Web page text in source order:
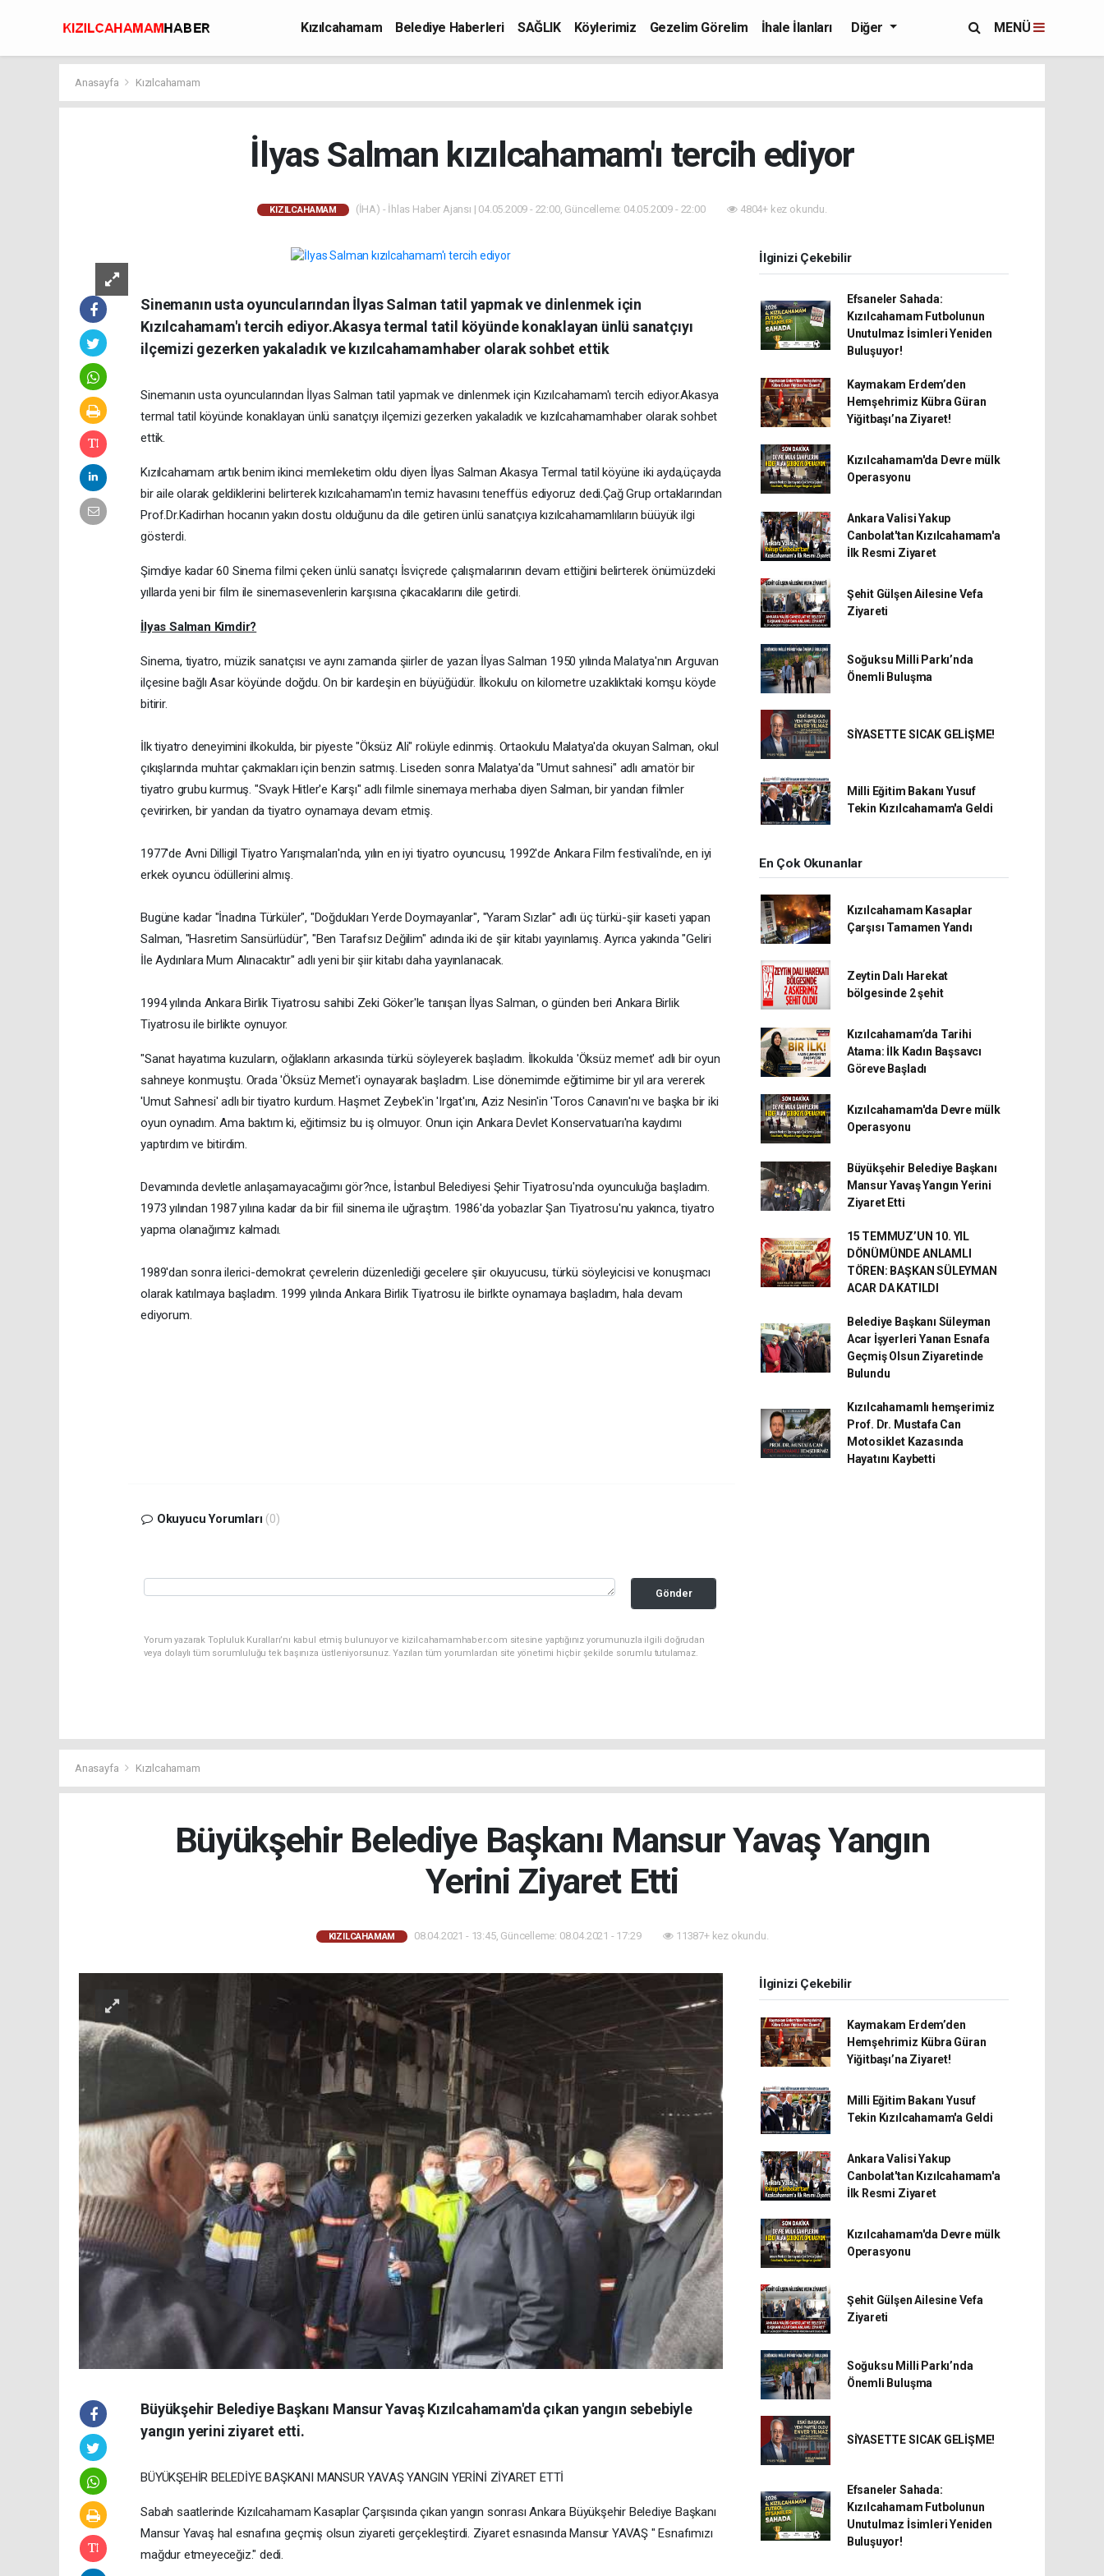
Kızılcahamam Belediye Haberleri SAĞLIK Köylerimiz Gezelim Görelim
İhale İlanları
Diğer MENÜ
Anasayfa Kızılcahamam
İlyas Salman kızılcahamam'ı tercih ediyor
KIZILCAHAMAM (İHA) - İhlas Haber Ajansı | 04.05.2009 - 22:00, Güncelleme: 04.05.2009 - 22:00 4804+ kez okundu.
Sinemanın usta oyuncularından İlyas Salman tatil yapmak ve dinlenmek için
Kızılcahamam'ı tercih ediyor.Akasya termal tatil köyünde konaklayan ünlü sanatçıyı
ilçemizi gezerken yakaladık ve kızılcahamamhaber olarak sohbet ettik
Sinemanın usta oyuncularından İlyas Salman tatil yapmak ve dinlenmek için Kızılcahamam'ı tercih ediyor.Akasya
termal tatil köyünde konaklayan ünlü sanatçıyı ilçemizi gezerken yakaladık ve kızılcahamamhaber olarak sohbet
ettik.
Kızılcahamam artık benim ikinci memleketim oldu diyen İlyas Salman Akasya Termal tatil köyüne iki ayda,üçayda
bir aile olarak geldiklerini belirterek kızılcahamam'ın temiz havasını teneffüs ediyoruz dedi.Çağ Grup ortaklarından
Prof.Dr.Kadirhan hocanın yakın dostu olduğunu da dile getiren ünlü sanatçıya kızılcahamamlıların büüyük ilgi
gösterdi.
Şimdiye kadar 60 Sinema filmi çeken ünlü sanatçı İsviçrede çalışmalarının devam ettiğini belirterek önümüzdeki
yıllarda yeni bir film ile sinemasevenlerin karşısına çıkacaklarını dile getirdi.
İlyas Salman Kimdir?
Sinema, tiyatro, müzik sanatçısı ve aynı zamanda şiirler de yazan İlyas Salman 1950 yılında Malatya'nın Arguvan
ilçesine bağlı Asar köyünde doğdu. On bir kardeşin en büyüğüdür. İlkokulu on kilometre uzaklıktaki komşu köyde
bitirir.
İlk tiyatro deneyimini ilkokulda, bir piyeste "Öksüz Ali" rolüyle edinmiş. Ortaokulu Malatya'da okuyan Salman, okul
çıkışlarında muhtar çakmakları için benzin satmış. Liseden sonra Malatya'da "Umut sahnesi" adlı amatör bir
tiyatro grubu kurmuş. "Svayk Hitler'e Karşı" adlı filmle sinemaya merhaba diyen Salman, bir yandan filmler
çevirirken, bir yandan da tiyatro oynamaya devam etmiş.
1977'de Avni Dilligil Tiyatro Yarışmaları'nda, yılın en iyi tiyatro oyuncusu, 1992'de Ankara Film festivali'nde, en iyi
erkek oyuncu ödüllerini almış.
Bugüne kadar "İnadına Türküler", "Doğdukları Yerde Doymayanlar", "Yaram Sızlar" adlı üç türkü-şiir kaseti yapan
Salman, "Hasretim Sansürlüdür", "Ben Tarafsız Değilim" adında iki de şiir kitabı yayınlamış. Ayrıca yakında "Geliri
İle Aydınlara Mum Alınacaktır" adlı yeni bir şiir kitabı daha yayınlanacak.
1994 yılında Ankara Birlik Tiyatrosu sahibi Zeki Göker'le tanışan İlyas Salman, o günden beri Ankara Birlik
Tiyatrosu ile birlikte oynuyor.
"Sanat hayatıma kuzuların, oğlakların arkasında türkü söyleyerek başladım. İlkokulda 'Öksüz memet' adlı bir oyun
sahneye konmuştu. Orada 'Öksüz Memet'i oynayarak başladım. Lise dönemimde eğitimime bir yıl ara vererek
'Umut Sahnesi' adlı bir tiyatro kurdum. Haşmet Zeybek'in 'Irgat'ını, Aziz Nesin'in 'Toros Canavırı'nı ve başka bir iki
oyun oynadım. Ama baktım ki, eğitimsiz bu iş olmuyor. Onun için Ankara Devlet Konservatuarı'na kaydımı
yaptırdım ve bitirdim.
Devamında devletle anlaşamayacağımı gör?nce, İstanbul Belediyesi Şehir Tiyatrosu'nda oyunculuğa başladım.
1973 yılından 1987 yılına kadar da bir fiil sinema ile uğraştım. 1986'da yobazlar Şan Tiyatrosu'nu yakınca, tiyatro
yapma olanağımız kalmadı.
1989'dan sonra ilerici-demokrat çevrelerin düzenlediği gecelere şiir okuyucusu, türkü söyleyicisi ve konuşmacı
olarak katılmaya başladım. 1999 yılında Ankara Birlik Tiyatrosu ile birlkte oynamaya başladım, hala devam
ediyorum.
Okuyucu Yorumları (0)
Gönder
Yorum yazarak Topluluk Kuralları’nı kabul etmiş bulunuyor ve kizilcahamamhaber.com sitesine yaptığınız yorumunuzla ilgili doğrudan
veya dolaylı tüm sorumluluğu tek başınıza üstleniyorsunuz. Yazılan tüm yorumlardan site yönetimi hiçbir şekilde sorumlu tutulamaz.
İlginizi Çekebilir
Efsaneler Sahada:
Kızılcahamam Futbolunun
Unutulmaz İsimleri Yeniden
Buluşuyor!
Kaymakam Erdem’den
Hemşehrimiz Kübra Güran
Yiğitbaşı’na Ziyaret!
Kızılcahamam'da Devre mülk
Operasyonu
Ankara Valisi Yakup
Canbolat'tan Kızılcahamam'a
İlk Resmi Ziyaret
Şehit Gülşen Ailesine Vefa
Ziyareti
Soğuksu Milli Parkı’nda
Önemli Buluşma
SİYASETTE SICAK GELİŞME!
Milli Eğitim Bakanı Yusuf
Tekin Kızılcahamam'a Geldi
En Çok Okunanlar
Kızılcahamam Kasaplar
Çarşısı Tamamen Yandı
Zeytin Dalı Harekat
bölgesinde 2 şehit
Kızılcahamam’da Tarihi
Atama: İlk Kadın Başsavcı
Göreve Başladı
Kızılcahamam'da Devre mülk
Operasyonu
Büyükşehir Belediye Başkanı
Mansur Yavaş Yangın Yerini
Ziyaret Etti
15 TEMMUZ’UN 10. YIL
DÖNÜMÜNDE ANLAMLI
TÖREN: BAŞKAN SÜLEYMAN
ACAR DA KATILDI
Belediye Başkanı Süleyman
Acar İşyerleri Yanan Esnafa
Geçmiş Olsun Ziyaretinde
Bulundu
Kızılcahamamlı hemşerimiz
Prof. Dr. Mustafa Can
Motosiklet Kazasında
Hayatını Kaybetti
Anasayfa Kızılcahamam
Büyükşehir Belediye Başkanı Mansur Yavaş Yangın
Yerini Ziyaret Etti
KIZILCAHAMAM 08.04.2021 - 13:45, Güncelleme: 08.04.2021 - 17:29 11387+ kez okundu.
Büyükşehir Belediye Başkanı Mansur Yavaş Kızılcahamam'da çıkan yangın sebebiyle
yangın yerini ziyaret etti.
BÜYÜKŞEHİR BELEDİYE BAŞKANI MANSUR YAVAŞ YANGIN YERİNİ ZİYARET ETTİ
Sabah saatlerinde Kızılcahamam Kasaplar Çarşısında çıkan yangın sonrası Ankara Büyükşehir Belediye Başkanı
Mansur Yavaş hal esnafına geçmiş olsun ziyareti gerçekleştirdi. Ziyaret esnasında Mansur YAVAŞ " Esnafımızı
mağdur etmeyeceğiz." dedi.
İlginizi Çekebilir
Kaymakam Erdem’den
Hemşehrimiz Kübra Güran
Yiğitbaşı’na Ziyaret!
Milli Eğitim Bakanı Yusuf
Tekin Kızılcahamam'a Geldi
Ankara Valisi Yakup
Canbolat'tan Kızılcahamam'a
İlk Resmi Ziyaret
Kızılcahamam'da Devre mülk
Operasyonu
Şehit Gülşen Ailesine Vefa
Ziyareti
Soğuksu Milli Parkı’nda
Önemli Buluşma
SİYASETTE SICAK GELİŞME!
Efsaneler Sahada:
Kızılcahamam Futbolunun
Unutulmaz İsimleri Yeniden
Buluşuyor!